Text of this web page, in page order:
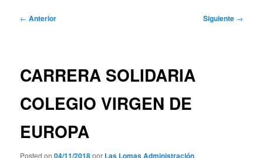
Navegación
← Anterior Siguiente →
CARRERA SOLIDARIA
COLEGIO VIRGEN DE
EUROPA
Posted on por